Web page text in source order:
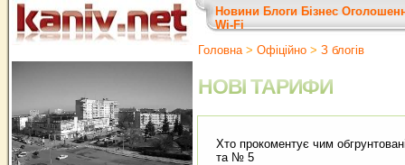
Новини Блоги Бізнес
Wi-Fi
Головна> Офіційно > З блогів
НОВІ ТАРИФИ
Хто прокоментує чим
та № 5